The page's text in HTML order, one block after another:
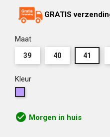
GRATIS
Maat
39 40 41
Kleur
check_circle Morgen in huis